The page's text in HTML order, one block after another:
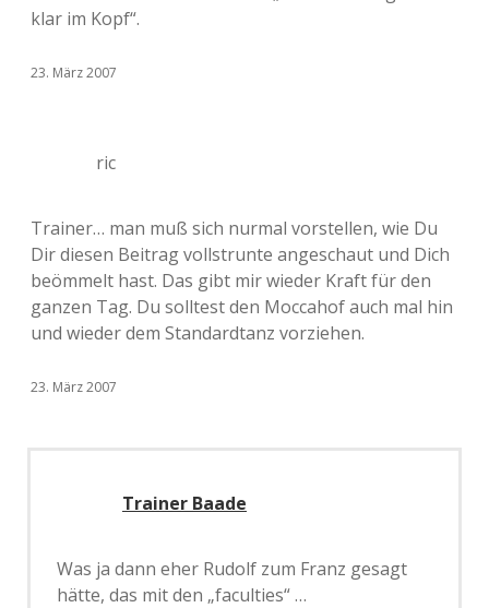
klar im Kopf“.
23. März 2007
ric
Trainer… man muß sich nurmal vorstellen, wie Du
Dir diesen Beitrag vollstrunte angeschaut und Dich
beömmelt hast. Das gibt mir wieder Kraft für den
ganzen Tag. Du solltest den Moccahof auch mal hin
und wieder dem Standardtanz vorziehen.
23. März 2007
Trainer Baade
Was ja dann eher Rudolf zum Franz gesagt
hätte, das mit den „faculties“ …